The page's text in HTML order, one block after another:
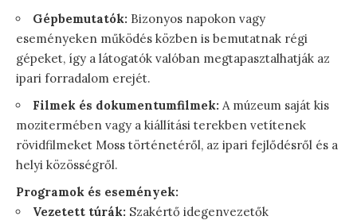
Gépbemutatók: Bizonyos napokon vagy
eseményeken működés közben is bemutatnak régi
gépeket, így a látogatók valóban megtapasztalhatják az
ipari forradalom erejét.
Filmek és dokumentumfilmek: A múzeum saját kis
mozitermében vagy a kiállítási terekben vetítenek
rövidfilmeket Moss történetéről, az ipari fejlődésről és a
helyi közösségről.
Programok és események:
Vezetett túrák: Szakértő idegenvezetők